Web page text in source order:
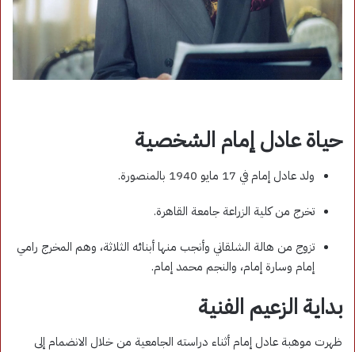
حياة عادل إمام الشخصية
ولد عادل إمام في 17 مايو 1940 بالمنصورة.
تخرج من كلية الزراعة جامعة القاهرة.
تزوج من هالة الشلقاني وأنجب منها أبنائه الثلاثة، وهم المخرج رامي
إمام وسارة إمام، والنجم محمد إمام.
بداية الزعيم الفنية
ظهرت موهبة عادل إمام أثناء دراسته الجامعية من خلال الانضمام إلى